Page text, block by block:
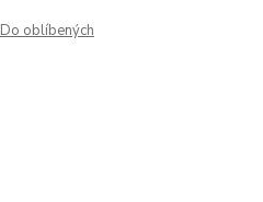
Do oblíbených